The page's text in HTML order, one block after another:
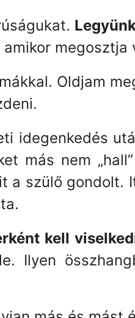
megosztja
Oldjam
idegenkedés
más nem
a szülő gondolt.
kell
Ilyen